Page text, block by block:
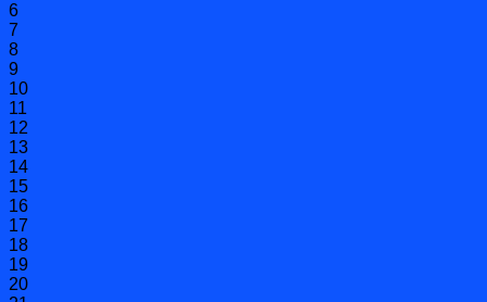
6
7
8
9
10
11
12
13
14
15
16
17
18
19
20